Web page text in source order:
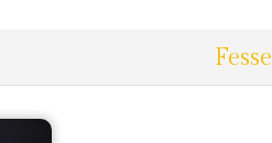
Fesse